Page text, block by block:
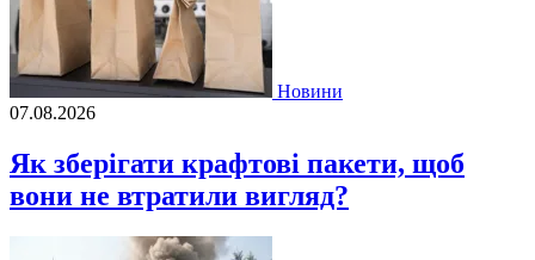
Новини
07.08.2026
Як зберігати крафтові пакети, щоб
вони не втратили вигляд?